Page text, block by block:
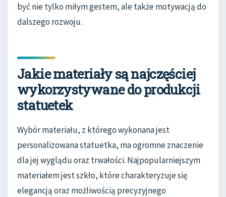
być nie tylko miłym gestem, ale także motywacją do
dalszego rozwoju.
Jakie materiały są najczęściej
wykorzystywane do produkcji
statuetek
Wybór materiału, z którego wykonana jest
personalizowana statuetka, ma ogromne znaczenie
dla jej wyglądu oraz trwałości. Najpopularniejszym
materiałem jest szkło, które charakteryzuje się
elegancją oraz możliwością precyzyjnego